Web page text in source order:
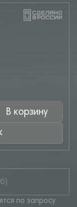
В корзину
по запросу